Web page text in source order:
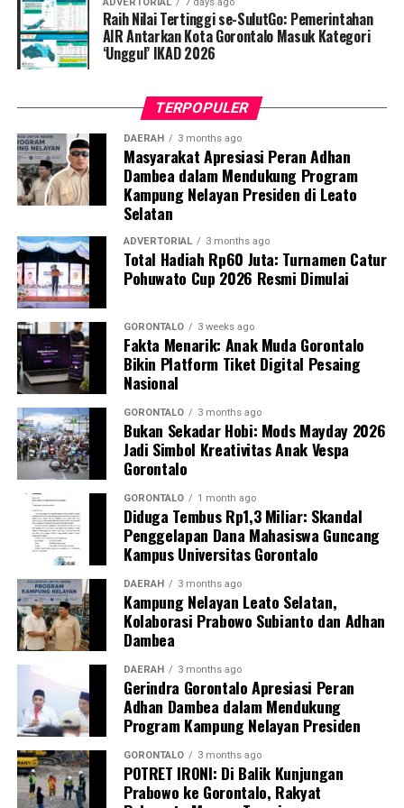
Fardin membeberkan, Turnamen Pohuwato Cup 2026
kali ini memecahkan rekor partisipasi dengan diikuti
oleh 24 klub resmi se-Kabupaten Pohuwato. Total ada
125 pasangan (ganda) peserta yang siap adu strategi
guna memperebutkan podium juara utama sepanjang
empat hari masa pertandingan.
Atas nama jajaran panitia, Fardin melayangkan apresiasi
tinggi dan ucapan terima kasih kepada seluruh tamu
undangan, korporasi sponsor, serta semua elemen yang
telah menyumbangkan kontribusi nyata demi
kesuksesan upacara pembukaan.
Di tempat yang sama, Wakil Bupati Pohuwato Hj. Iwan
Saprudin Adam, S.H., didaulat memukul kok pertama
sebagai tanda dibukanya Turnamen Badminton
Pohuwato Cup 2026 secara resmi. Dalam pidato
sambutannya, Wabup berharap seluruh rangkaian
pertandingan berjalan dengan tensi yang sehat, tertib,
serta menjunjung tinggi nilai-nilaifair play
Lewat seremoni pembukaan tersebut, genderang
perang Turnamen Badminton Pohuwato Cup 2026
resmi ditabuh. Publik olahraga Pohuwato kini menaruh
harapan besar agar ajang tahunan ini mampu
melahirkan pebulu tangkis berbakat yang siap
melompat ke level kompetisi nasional maupun
internasional.
Raih Nilai Tertinggi se-SulutGo: Pemerintahan
AIR Antarkan Kota Gorontalo Masuk Kategori
‘Unggul’ IKAD 2026
TERPOPULER
DAERAH 3 months ago
Masyarakat Apresiasi Peran Adhan
Dambea dalam Mendukung Program
Kampung Nelayan Presiden di Leato
Selatan
ADVERTORIAL 3 months ago
Total Hadiah Rp60 Juta: Turnamen Catur
Pohuwato Cup 2026 Resmi Dimulai
GORONTALO 3 weeks ago
Fakta Menarik: Anak Muda Gorontalo
Bikin Platform Tiket Digital Pesaing
Nasional
GORONTALO 3 months ago
Bukan Sekadar Hobi: Mods Mayday 2026
Jadi Simbol Kreativitas Anak Vespa
Gorontalo
GORONTALO 1 month ago
Diduga Tembus Rp1,3 Miliar: Skandal
Penggelapan Dana Mahasiswa Guncang
Kampus Universitas Gorontalo
DAERAH 3 months ago
Kampung Nelayan Leato Selatan,
Kolaborasi Prabowo Subianto dan Adhan
Dambea
DAERAH 3 months ago
Gerindra Gorontalo Apresiasi Peran
Adhan Dambea dalam Mendukung
Program Kampung Nelayan Presiden
GORONTALO 3 months ago
POTRET IRONI: Di Balik Kunjungan
Prabowo ke Gorontalo, Rakyat